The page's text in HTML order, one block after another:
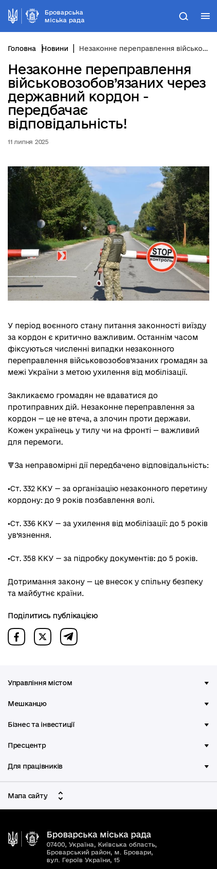
Броварська
міська рада
Пошук
Головна Новини Незаконне переправлення військовозобов’язаних через державний кордон - передбачає відповідальність!
Незаконне переправлення
військовозобов’язаних через
державний кордон -
передбачає
відповідальність!
11 липня 2025
У період воєнного стану питання законності виїзду
за кордон є критично важливим. Останнім часом
фіксуються численні випадки незаконного
переправлення військовозобов’язаних громадян за
межі України з метою ухилення від мобілізації.
Закликаємо громадян не вдаватися до
протиправних дій. Незаконне переправлення за
кордон — це не втеча, а злочин проти держави.
Кожен українець у тилу чи на фронті — важливий
для перемоги.
🔻За неправомірні дії передбачено відповідальність:
▪️Ст. 332 ККУ — за організацію незаконного перетину
кордону: до 9 років позбавлення волі.
▪️Ст. 336 ККУ — за ухилення від мобілізації: до 5 років
ув’язнення.
▪️Ст. 358 ККУ — за підробку документів: до 5 років.
Дотримання закону — це внесок у спільну безпеку
та майбутнє країни.
Поділитись публікацією
Управління містом
Мешканцю
Бізнес та інвестиції
Пресцентр
Для працівників
Мапа сайту
Броварська міська рада
07400, Україна, Київська область,
Броварський район, м. Бровари,
вул. Героїв України, 15